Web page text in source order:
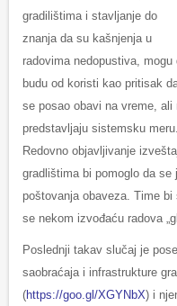
gradilištima i stavljanje do
znanja da su kašnjenja u
radovima nedopustiva, mogu
budu od koristi kao pritisak
se posao obavi na vreme, ali
predstavljaju sistemsku meru.
Redovno objavljivanje
gradlištima bi pomoglo da
poštovanja obaveza. Time
se nekom izvođaću radova
Poslednji takav slučaj je
saobraćaja i infrastrukture
(https://goo.gl/XGYNbX) i